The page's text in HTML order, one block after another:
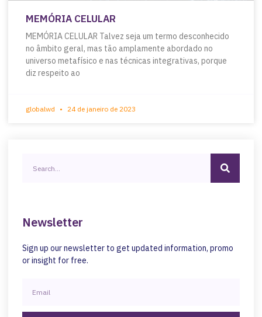
MEMÓRIA CELULAR
MEMÓRIA CELULAR Talvez seja um termo desconhecido
no âmbito geral, mas tão amplamente abordado no
universo metafísico e nas técnicas integrativas, porque
diz respeito ao
globalwd 24 de janeiro de 2023
Newsletter
Sign up our newsletter to get updated information, promo
or insight for free.